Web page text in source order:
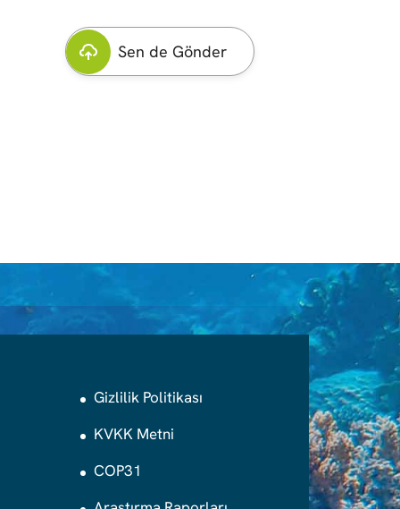
Sen de Gönder
Gizlilik Politikası
KVKK Metni
COP31